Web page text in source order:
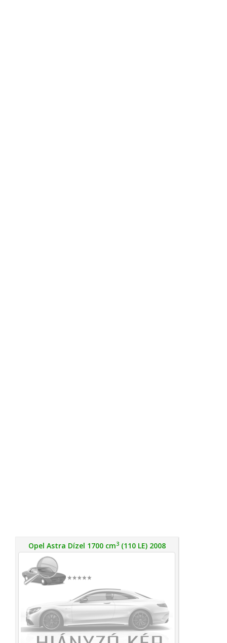
Opel Astra Dízel 1700 cm3(110 LE) 2008